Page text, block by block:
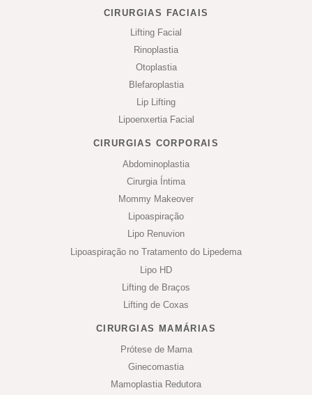
CIRURGIAS FACIAIS
Lifting Facial
Rinoplastia
Otoplastia
Blefaroplastia
Lip Lifting
Lipoenxertia Facial
CIRURGIAS CORPORAIS
Abdominoplastia
Cirurgia Íntima
Mommy Makeover
Lipoaspiração
Lipo Renuvion
Lipoaspiração no Tratamento do Lipedema
Lipo HD
Lifting de Braços
Lifting de Coxas
CIRURGIAS MAMÁRIAS
Prótese de Mama
Ginecomastia
Mamoplastia Redutora